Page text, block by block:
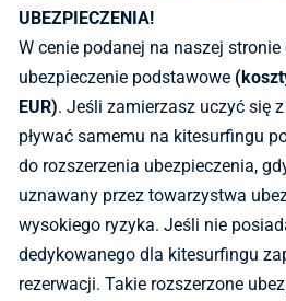
UBEZPIECZENIA!
W cenie podanej na naszej
ubezpieczenie podstawowe
EUR). Jeśli zamierzasz uczyć się
pływać samemu na kitesurfingu
do rozszerzenia ubezpieczenia,
uznawany przez towarzystwa
wysokiego ryzyka. Jeśli nie
dedykowanego dla kitesurfingu
rezerwacji. Takie rozszerzone